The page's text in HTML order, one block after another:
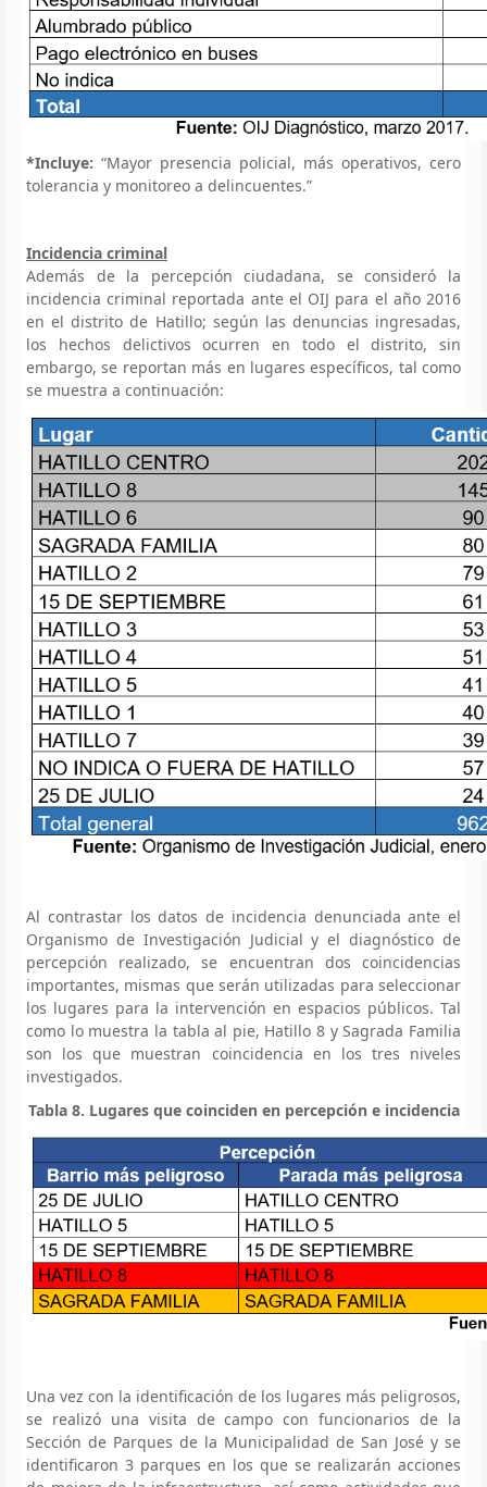
*Incluye: “Mayor presencia policial, más operativos, cero
tolerancia y monitoreo a delincuentes.”
Incidencia criminal
Además de la percepción ciudadana, se consideró la
incidencia criminal reportada ante el OIJ para el año 2016
en el distrito de Hatillo; según las denuncias ingresadas,
los hechos delictivos ocurren en todo el distrito, sin
embargo, se reportan más en lugares específicos, tal como
se muestra a continuación:
Al contrastar los datos de incidencia denunciada ante el
Organismo de Investigación Judicial y el diagnóstico de
percepción realizado, se encuentran dos coincidencias
importantes, mismas que serán utilizadas para seleccionar
los lugares para la intervención en espacios públicos. Tal
como lo muestra la tabla al pie, Hatillo 8 y Sagrada Familia
son los que muestran coincidencia en los tres niveles
investigados.
Tabla 8. Lugares que coinciden en percepción e incidencia
Una vez con la identificación de los lugares más peligrosos,
se realizó una visita de campo con funcionarios de la
Sección de Parques de la Municipalidad de San José y se
identificaron 3 parques en los que se realizarán acciones